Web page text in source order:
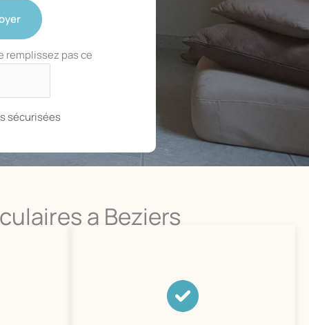
remplissez pas ce
sécurisées
a Beziers